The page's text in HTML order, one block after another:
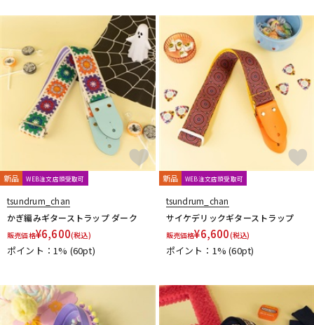
新品 WEB注文店頭受取可
tsundrum_chan
かぎ編みギターストラップ ダーク
販売価格¥6,600(税込)
ポイント：1% (60pt)
新品 WEB注文店頭受取可
tsundrum_chan
サイケデリックギターストラップ
販売価格¥6,600(税込)
ポイント：1%(60pt)